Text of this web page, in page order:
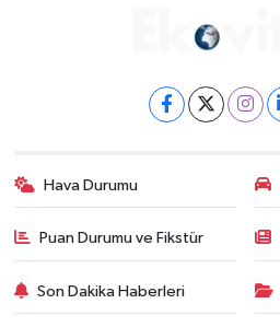
Hava Durumu
Puan Durumu ve Fikstür
Son Dakika Haberleri